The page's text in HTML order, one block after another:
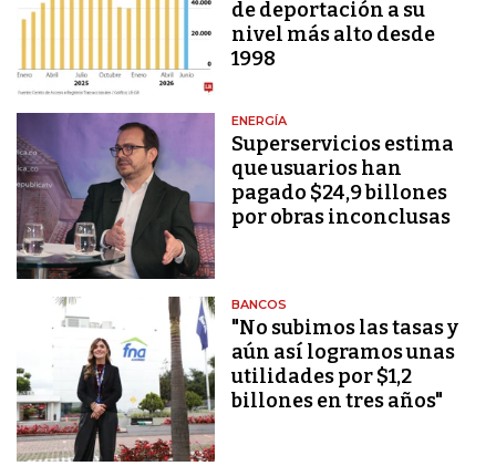
de deportación a su
nivel más alto desde
1998
ENERGÍA
Superservicios estima
que usuarios han
pagado $24,9 billones
por obras inconclusas
BANCOS
"No subimos las tasas y
aún así logramos unas
utilidades por $1,2
billones en tres años"